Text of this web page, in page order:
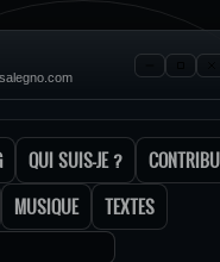
QUI SUIS-JE ?
MUSIQUE TEXTES